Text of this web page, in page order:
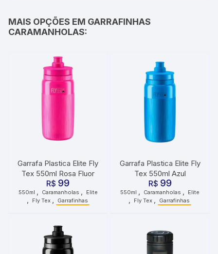
MAIS OPÇÕES EM GARRAFINHAS
CARAMANHOLAS:
Garrafa Plastica Elite Fly
Tex 550ml Rosa Fluor
R$ 99
550ml Caramanholas Elite
Fly Tex Garrafinhas
Garrafa Plastica Elite Fly
Tex 550ml Azul
R$ 99
550ml Caramanholas Elite
Fly Tex Garrafinhas